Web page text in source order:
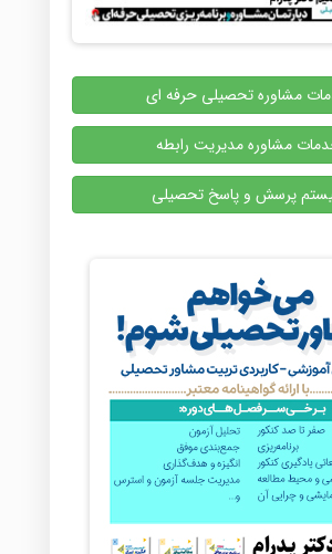
مشاوره تحصیلی حرفه ای
مشاوره مدیریت رابطه
پرسش و پاسخ تحصیلی